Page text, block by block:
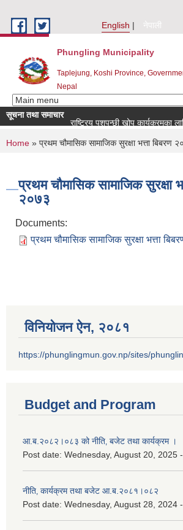
English
नेपाली
Phungling Municipality
Taplejung, Koshi Province,
Nepal
सूचना तथा समाचार
राष्ट्रिय पशुपन्छी खोप कार्यक्रमका लागि
You are here
Home » प्रथम चौमासिक सामाजिक सुरक्षा भत्ता बिबरण
प्रथम चौमासिक सामाजिक सुरक्षा
२०७३
Documents:
प्रथम चौमासिक सामाजिक सुरक्षा भत्ता
विनियोजन ऐन‚ २०८१
https://phunglingmun.gov.np/sites/
Budget and Program
आ.ब.२०८२।०८३ को नीति‚ बजेट तथा कार्यक्रम ।
Post date: Wednesday, August 20, 2025
नीति‚ कार्यक्रम तथा बजेट आ.ब.२०८१।०८२
Post date: Wednesday, August 28, 2024